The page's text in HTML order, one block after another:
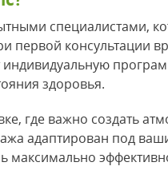
специалистами,
первой консультации
здоровья.
где важно создать
адаптирован под
максимально